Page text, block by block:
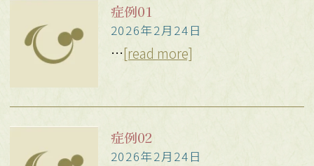
症例01
2026年2月24日
…[read more]
症例02
2026年2月24日